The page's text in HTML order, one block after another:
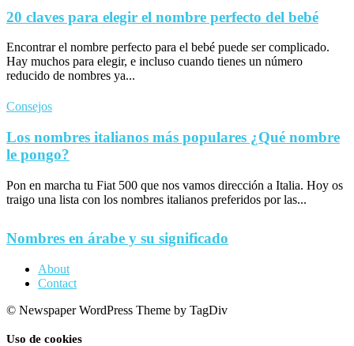
20 claves para elegir el nombre perfecto del bebé
Encontrar el nombre perfecto para el bebé puede ser complicado.
Hay muchos para elegir, e incluso cuando tienes un número
reducido de nombres ya...
Consejos
Los nombres italianos más populares ¿Qué nombre
le pongo?
Pon en marcha tu Fiat 500 que nos vamos dirección a Italia. Hoy os
traigo una lista con los nombres italianos preferidos por las...
Nombres en árabe y su significado
About
Contact
© Newspaper WordPress Theme by TagDiv
Uso de cookies